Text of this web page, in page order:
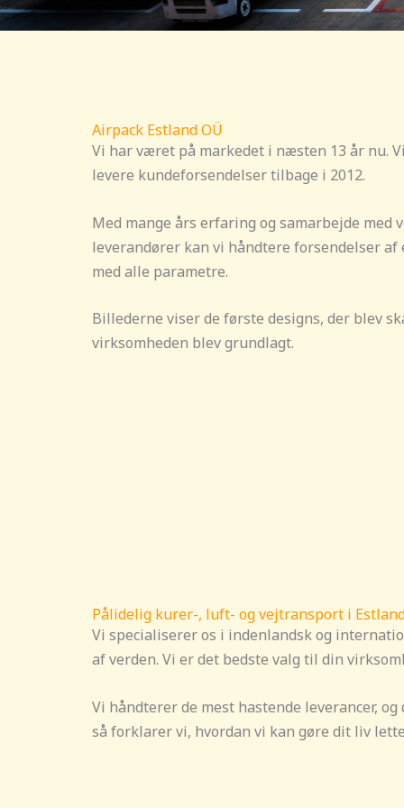
Airpack Estland OÜ
Vi har været på markedet i næsten 13 år nu.
levere kundeforsendelser tilbage i 2012.
Med mange års erfaring og samarbejde med
leverandører kan vi håndtere forsendelser af
med alle parametre.
Billederne viser de første designs, der blev
virksomheden blev grundlagt.
Pålidelig kurer-, luft- og vejtransport i
Vi specialiserer os i indenlandsk og
af verden. Vi er det bedste valg til din
Vi håndterer de mest hastende leverancer,
så forklarer vi, hvordan vi kan gøre dit liv